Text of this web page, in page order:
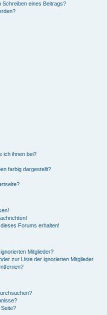
Schreiben eines Beitrags?
ich ihnen bei?
farbig dargestellt?
Forums erhalten!
Mitglieder?
zur Liste der ignorierten Mitglieder